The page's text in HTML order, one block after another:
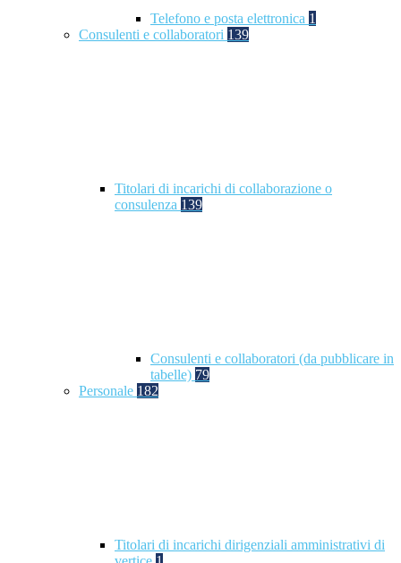
Telefono e posta elettronica 1
Consulenti e collaboratori 139
Titolari di incarichi di collaborazione o
consulenza 139
Consulenti e collaboratori (da pubblicare in
tabelle) 79
Personale 182
Titolari di incarichi dirigenziali amministrativi di